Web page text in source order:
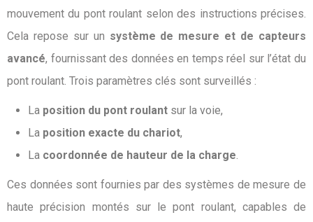
mouvement du pont roulant selon des instructions précises.
Cela repose sur un système de mesure et de capteurs
avancé, fournissant des données en temps réel sur l’état du
pont roulant. Trois paramètres clés sont surveillés :
La position du pont roulant sur la voie,
La position exacte du chariot,
La coordonnée de hauteur de la charge.
Ces données sont fournies par des systèmes de mesure de
haute précision montés sur le pont roulant, capables de